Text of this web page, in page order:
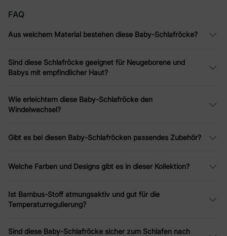
FAQ
Aus welchem Material bestehen diese Baby-Schlafröcke?
Sind diese Schlafröcke geeignet für Neugeborene und
Babys mit empfindlicher Haut?
Wie erleichtern diese Baby-Schlafröcke den
Windelwechsel?
Gibt es bei diesen Baby-Schlafröcken passendes Zubehör?
Welche Farben und Designs gibt es in dieser Kollektion?
Ist Bambus-Stoff atmungsaktiv und gut für die
Temperaturregulierung?
Sind diese Baby-Schlafröcke sicher zum Schlafen nach